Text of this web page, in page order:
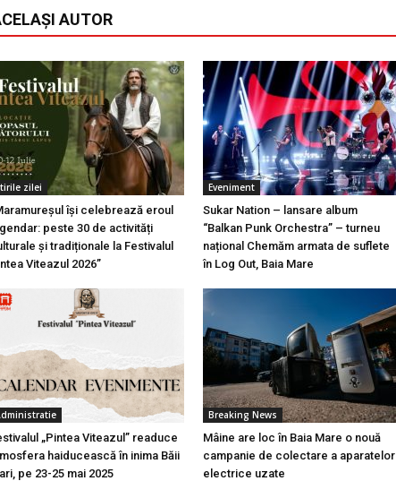
AUTOR
zilei
își celebrează eroul
peste 30 de activități
și tradiționale la Festivalul
Viteazul 2026”
Eveniment
Sukar Nation – lansare album
“Balkan Punk Orchestra” – turneu
național Chemăm armata de suflete
în Log Out, Baia Mare
„Pintea Viteazul” readuce
haiducească în inima Băii
pe 23-25 mai 2025
Breaking News
Mâine are loc în Baia Mare o nouă
campanie de colectare a aparatelor
electrice uzate